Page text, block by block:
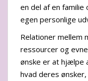
en del af en familie
egen personlige
Relationer mellem
ressourcer og
ønske er at hjælpe
hvad deres